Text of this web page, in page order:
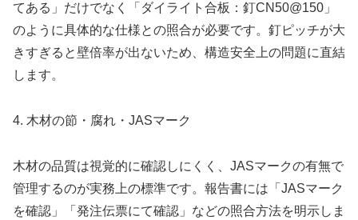
てある」だけでなく「ダイライト合板：釘CN50@150」
のように具体的な仕様との照合が必要です。釘ピッチが大
きすぎると壁倍率が出ないため、構造安全上の問題に直結
します。
4. 木材の節・腐れ・JASマーク
木材の品質は視覚的に確認しにくく、JASマークの有無で
管理するのが実務上の標準です。報告書には「JASマーク
を確認」「発注伝票にて確認」などの照合方法を明示しま